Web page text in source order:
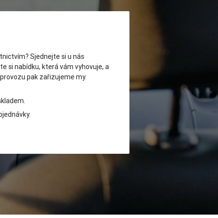
Sjednejte si u nás
si nabídku, která vám vyhovuje, a
pak zařizujeme my.